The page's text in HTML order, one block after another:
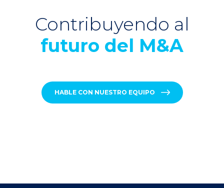
Contribuyendo al
futuro del M&A
HABLE CON NUESTRO EQUIPO